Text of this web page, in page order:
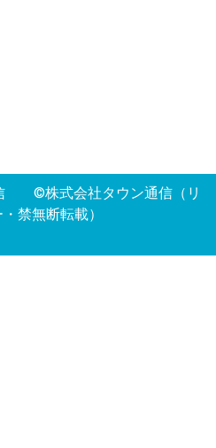
©株式会社タウン通信（リ
禁無断転載）